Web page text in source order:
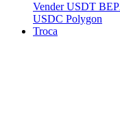
Vender USDT
USDC Polygon
Troca